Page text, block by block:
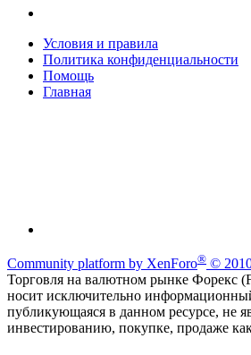
Условия и правила
Политика конфиденциальности
Помощь
Главная
Community platform by XenForo® ©
Торговля на валютном рынке Форекс
носит исключительно
публикующаяся в данном ресурсе, не
инвестированию, покупке, продаже